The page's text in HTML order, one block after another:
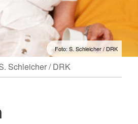
Foto: S. Schleicher / DRK
Schleicher / DRK